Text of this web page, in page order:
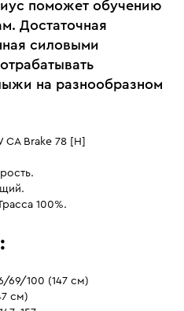
поможет обучению
Достаточная
силовыми
на разнообразном
CA Brake 78 [H]
100%.
69/100 (147 см)
см)